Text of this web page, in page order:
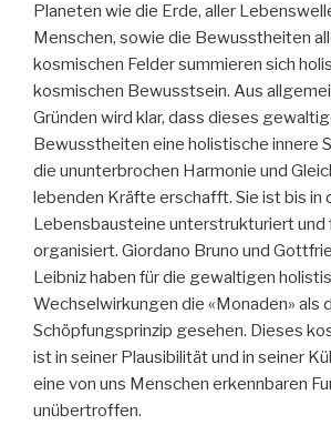
Planeten wie die Erde, aller
Menschen, sowie die Bewusstheiten
kosmischen Felder summieren sich
kosmischen Bewusstsein. Aus
Gründen wird klar, dass dieses
Bewusstheiten eine holistische innere
die ununterbrochen Harmonie und
lebenden Kräfte erschafft. Sie ist bis in
Lebensbausteine unterstrukturiert und
organisiert. Giordano Bruno und
Leibniz haben für die gewaltigen
Wechselwirkungen die «Monaden» als
Schöpfungsprinzip gesehen. Dieses
ist in seiner Plausibilität und in seiner
eine von uns Menschen erkennbaren
unübertroffen.